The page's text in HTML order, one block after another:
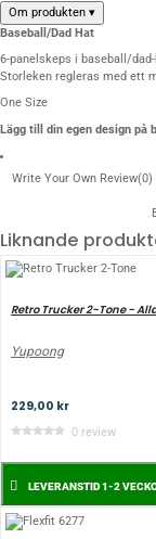
Om produkten ▾
Baseball/Dad Hat
6-panelskeps i baseball/
Storleken regleras med ett
One Size
Lägg till din egen design på
Write Your Own Review(0)
Liknande
Retro Trucker 2-Tone -
Yupoong
229,00 kr
0 review
LEVERANSTID 1-2